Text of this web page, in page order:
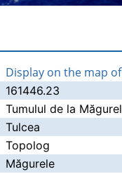
Display on the map
161446.23
Tumulul de la
Tulcea
Topolog
Măgurele